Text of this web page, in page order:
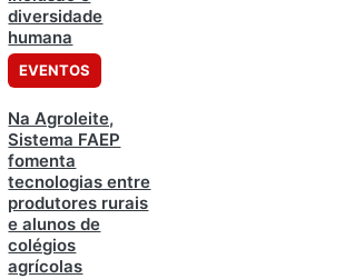
diversidade
humana
EVENTOS
Na Agroleite,
Sistema FAEP
fomenta
tecnologias entre
produtores rurais
e alunos de
colégios
agrícolas